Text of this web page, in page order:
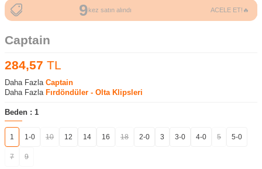
9 kez satın alındı
23 kez sepete eklendi ACELE ET!🔥
Captain
284,57 TL
Daha Fazla Captain
Daha Fazla Fırdöndüler - Olta Klipsleri
Beden : 1
1 1-0 10 12 14 16 18 2-0 3 3-0 4-0 5 5-0
7 9